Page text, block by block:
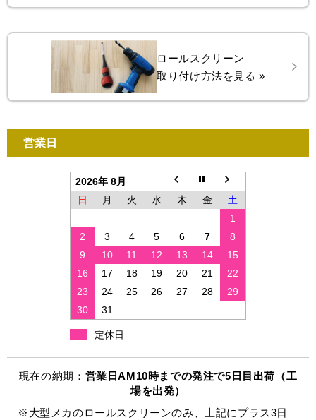
ロールスクリーン
取り付け方法を見る »
営業日
2026年 8月
日
月 火 水 木 金
土
1
2
3 4 5 6 7
8
9
10 11 12 13 14
15
16
17 18 19 20 21
22
23
24 25 26 27 28
29
30
31
定休日
現在の納期： 営業日AM10時までの発注で5日目出荷（工
場を出発）
※大型メカのロールスクリーンのみ、上記にプラス3日